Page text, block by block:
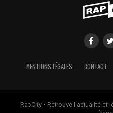
MENTIONS LÉGALES CONTACT
RapCity • Retrouve l'actualité et